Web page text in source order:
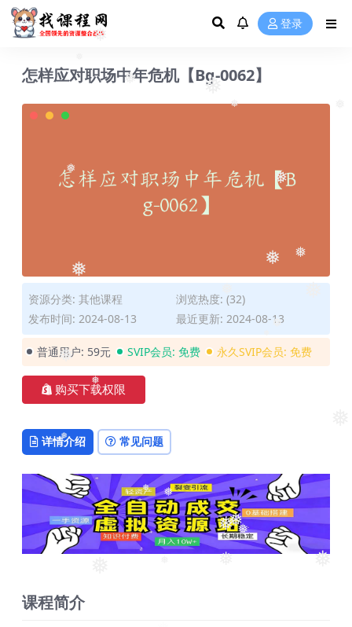
❅
❅
❅
❅
❅
❅
❅
❅
❅
❅
❅
❅
❅
❅
❅
❅
❅
❅
登录
怎样应对职场中年危机【Bg-0062】
资源分类: 其他课程
浏览热度: (32)
发布时间: 2024-08-13
最近更新: 2024-08-13
普通用户: 59元 SVIP会员: 免费 永久SVIP会员: 免费
购买下载权限
详情介绍 常见问题
课程简介